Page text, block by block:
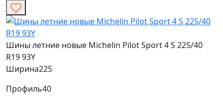
Шины летние новые Michelin Pilot Sport 4 S 225/40
R19 93Y
Ширина225
Профиль40